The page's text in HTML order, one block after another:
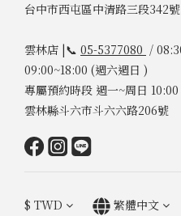
台中市西屯區中清路三段342號
雲林店 |📞 05-5377080 /
09:00~18:00 (週六週日 )
專屬預約時段 週一~周日
雲林縣斗六市斗六六路206號
$ TWD 繁體中文